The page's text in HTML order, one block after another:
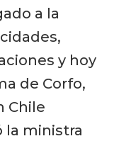
a la
y hoy
de Corfo,
Chile
la ministra